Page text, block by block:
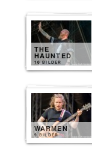
THE
HAUNTED
10 BILDER
WARMEN
9 BILDER